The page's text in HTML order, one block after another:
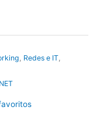
, Redes e IT,